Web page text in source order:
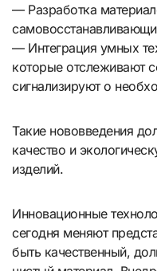
— Разработка
— Интеграция умных
которые отслеживают
сигнализируют о
Такие нововведения
качество и
изделий.
Инновационные
сегодня меняют
быть качественный,